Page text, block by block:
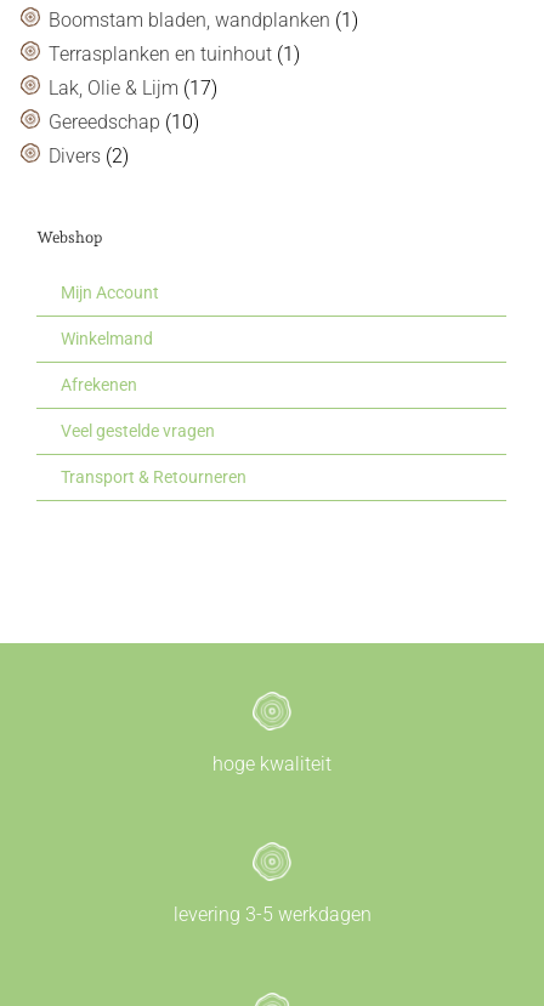
Boomstam bladen, wandplanken (1)
Terrasplanken en tuinhout (1)
Lak, Olie & Lijm (17)
Gereedschap (10)
Divers (2)
Webshop
Mijn Account
Winkelmand
Afrekenen
Veel gestelde vragen
Transport & Retourneren
hoge kwaliteit
levering 3-5 werkdagen